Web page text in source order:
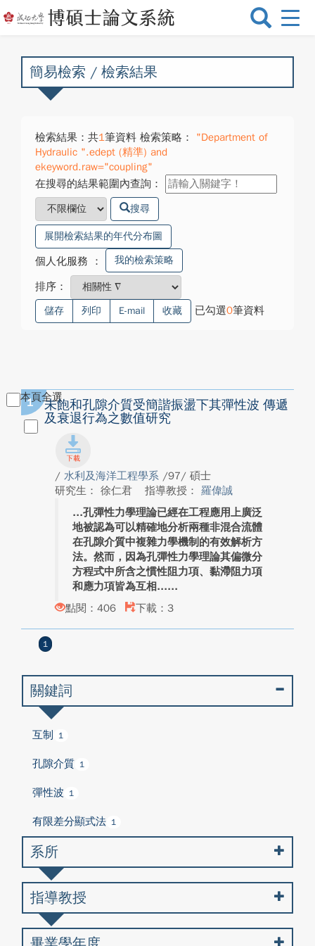
選
換
簡易檢索 / 檢索結果
檢索結果：共1筆資料 檢索策略：
"Department of
Hydraulic ".edept (精準) and
ekeyword.raw="coupling"
在搜尋的結果範圍內查詢：
搜尋
展開檢索結果的年代分布圖
個人化服務 ： 我的檢索策略
排序：
儲存 列印 E-mail 收藏 已勾選0筆資料
本頁全選
1
未飽和孔隙介質受簡諧振盪下其彈性波 傳遞
及衰退行為之數值研究
/ 水利及海洋工程學系 /97/ 碩士
研究生： 徐仁君
指導教授： 羅偉誠
孔彈性力學理論已經在工程應用上廣泛
地被認為可以精確地分析兩種非混合流體
在孔隙介質中複雜力學機制的有效解析方
法。然而，因為孔彈性力學理論其偏微分
方程式中所含之慣性阻力項、黏滯阻力項
和應力項皆為互相...
點閱：406
下載：3
1
關鍵詞
互制 1
孔隙介質 1
彈性波 1
有限差分顯式法 1
系所
指導教授